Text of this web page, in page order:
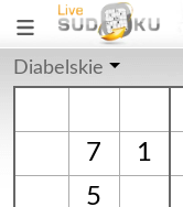
Diabelskie
7
1
5